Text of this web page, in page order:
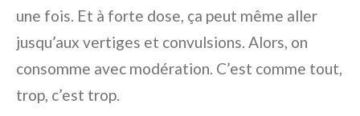
une fois. Et à forte dose, ça peut même aller
jusqu’aux vertiges et convulsions. Alors, on
consomme avec modération. C’est comme tout,
trop, c’est trop.